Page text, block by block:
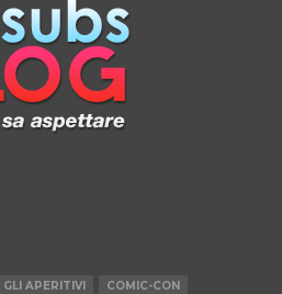
GLI APERITIVI
COMIC-CON